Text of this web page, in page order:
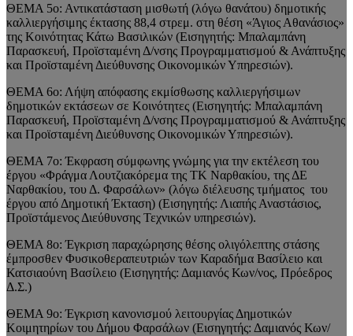
ΘΕΜΑ 5ο: Αντικατάσταση μισθωτή (λόγω θανάτου) δημοτικής
καλλιεργήσιμης έκτασης 88,4 στρεμ. στη θέση «Άγιος Αθανάσιος»
της Κοινότητας Κάτω Βασιλικών (Εισηγητής: Μπαλαμπάνη
Παρασκευή, Προϊσταμένη Δ/νσης Προγραμματισμού & Ανάπτυξης
και Προϊσταμένη Διεύθυνσης Οικονομικών Υπηρεσιών).
ΘΕΜΑ 6ο: Λήψη απόφασης εκμίσθωσης καλλιεργήσιμων
δημοτικών εκτάσεων σε Κοινότητες (Εισηγητής: Μπαλαμπάνη
Παρασκευή, Προϊσταμένη Δ/νσης Προγραμματισμού & Ανάπτυξης
και Προϊσταμένη Διεύθυνσης Οικονομικών Υπηρεσιών).
ΘΕΜΑ 7ο: Έκφραση σύμφωνης γνώμης για την εκτέλεση του
έργου «Φράγμα Λουτζιακόρεμα της ΤΚ Ναρθακίου, της ΔΕ
Ναρθακίου, του Δ. Φαρσάλων» (λόγω διέλευσης τμήματος του
έργου από Δημοτική Έκταση) (Εισηγητής: Λιαπής Αναστάσιος,
Προϊστάμενος Διεύθυνσης Τεχνικών υπηρεσιών).
ΘΕΜΑ 8ο: Έγκριση παραχώρησης θέσης ολιγόλεπτης στάσης
έμπροσθεν Φυσικοθεραπευτριών των Καραδήμα Βασίλειο και
Κατσιαούνη Βασίλειο (Εισηγητής: Δαμιανός Κων/νος, Πρόεδρος
Δ.Σ.)
ΘΕΜΑ 9ο: Έγκριση κανονισμού λειτουργίας Δημοτικών
Κοιμητηρίων του Δήμου Φαρσάλων (Εισηγητής: Δαμιανός Κων/